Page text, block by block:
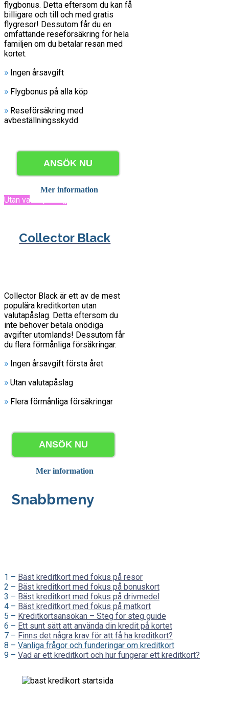
flygbonus. Detta eftersom du kan få
billigare och till och med gratis
flygresor! Dessutom får du en
omfattande reseförsäkring för hela
familjen om du betalar resan med
kortet.
» Ingen årsavgift
» Flygbonus på alla köp
» Reseförsäkring med
avbeställningsskydd
ANSÖK NU
Mer information
Utan valutapåslag
Collector Black
Collector Black är ett av de mest
populära kreditkorten utan
valutapåslag. Detta eftersom du
inte behöver betala onödiga
avgifter utomlands! Dessutom får
du flera förmånliga försäkringar.
» Ingen årsavgift första året
» Utan valutapåslag
» Flera förmånliga försäkringar
ANSÖK NU
Mer information
Snabbmeny
1 – Bäst kreditkort med fokus på resor
2 – Bäst kreditkort med fokus på bonuskort
3 – Bäst kreditkort med fokus på drivmedel
4 – Bäst kreditkort med fokus på matkort
5 – Kreditkortsansökan – Steg för steg guide
6 – Ett sunt sätt att använda din kredit på kortet
7 – Finns det några krav för att få ha kreditkort?
8 – Vanliga frågor och funderingar om kreditkort
9 – Vad är ett kreditkort och hur fungerar ett kreditkort?